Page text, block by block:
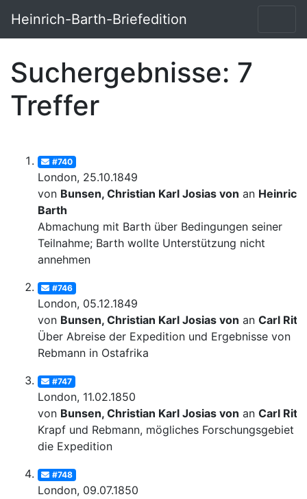
Heinrich-Barth-Briefedition
Suchergebnisse: 7
Treffer
#740
London, 25.10.1849
von Bunsen, Christian Karl Josias von an Heinrich
Barth
Abmachung mit Barth über Bedingungen seiner
Teilnahme; Barth wollte Unterstützung nicht
annehmen
#746
London, 05.12.1849
von Bunsen, Christian Karl Josias von an Carl
Über Abreise der Expedition und Ergebnisse von
Rebmann in Ostafrika
#747
London, 11.02.1850
von Bunsen, Christian Karl Josias von an Carl
Krapf und Rebmann, mögliches Forschungsgebiet
die Expedition
#748
London, 09.07.1850